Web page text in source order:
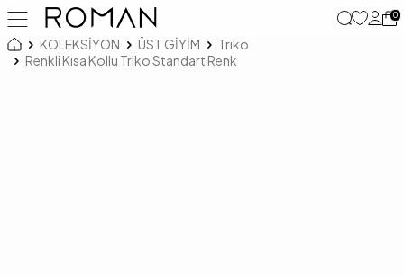
0
KOLEKSİYON ÜST GİYİM
Triko
Renkli Kısa Kollu Triko Standart Renk